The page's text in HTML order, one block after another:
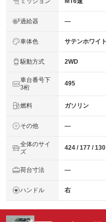
過給器 ―
車体色 サテンホワイ
駆動方式 2WD
車台番号下
3桁
495
燃料 ガソリン
その他 ―
全体のサイ
ズ
424 / 177 / 130
荷台寸法 ―
ハンドル 右